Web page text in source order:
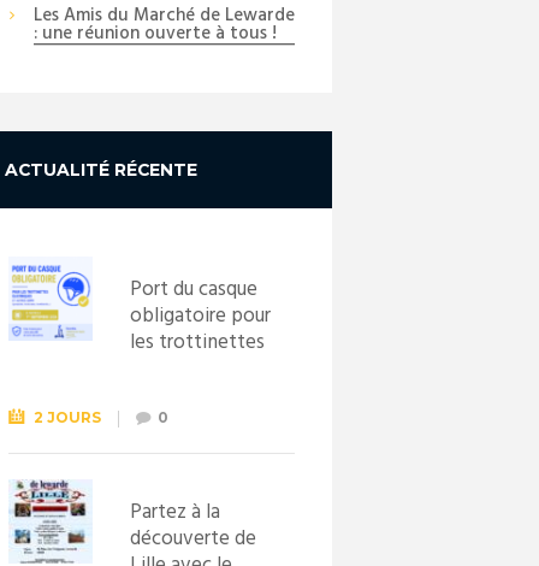
Les Amis du Marché de Lewarde
: une réunion ouverte à tous !
ACTUALITÉ RÉCENTE
Port du casque
obligatoire pour
les trottinettes
septembre
2026
2 JOURS 0
Partez à la
découverte de